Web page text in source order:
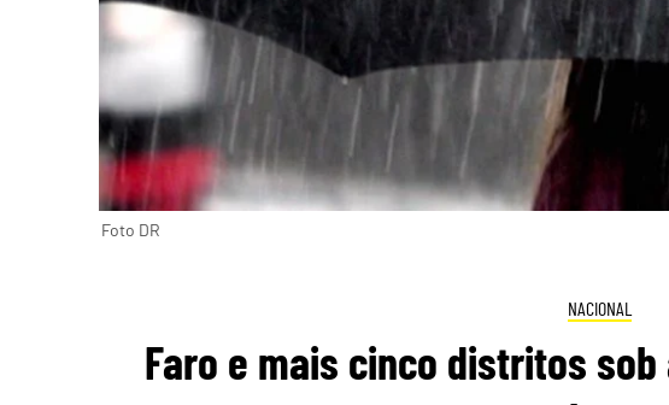
Foto DR
NACIONAL
Faro e mais cinco distritos